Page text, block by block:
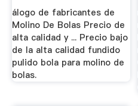
álogo de fabricantes de
Molino De Bolas Precio de
alta calidad y ... Precio bajo
de la alta calidad fundido
pulido bola para molino de
bolas.